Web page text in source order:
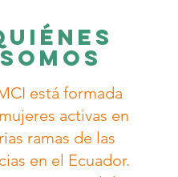
somos
está formada
activas en
ramas de las
en el Ecuador.